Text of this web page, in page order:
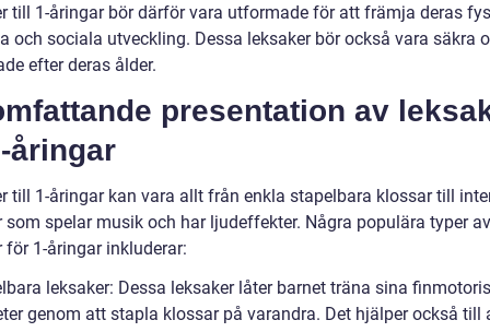
till 1-åringar bör därför vara utformade för att främja deras
och sociala utveckling. Dessa leksaker bör också vara säkra
efter deras ålder.
presentation av
åringar
till 1-åringar kan vara allt från enkla stapelbara klossar till
som spelar musik och har ljudeffekter. Några populära typer av
för 1-åringar inkluderar:
leksaker: Dessa leksaker låter barnet träna sina
genom att stapla klossar på varandra. Det hjälper också till